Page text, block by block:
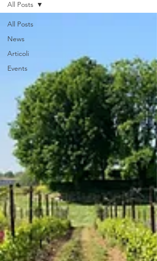
All Posts
News
Articoli
Events
All Posts